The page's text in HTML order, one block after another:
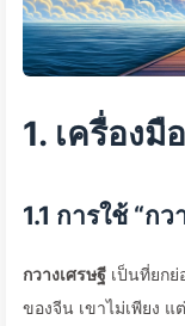
1. เครื่อง
1.1 การใช้ “ก
กวางเศรษฐี เป็นที่ยกย่
ของจีน เขาไม่เพียง แ